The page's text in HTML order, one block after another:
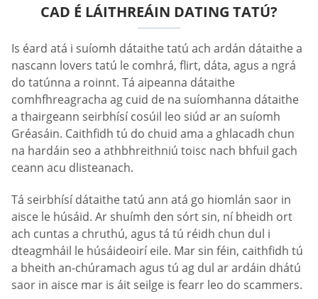
CAD É LÁITHREÁIN DATING TATÚ?
Is éard atá i suíomh dátaithe tatú ach ardán dátaithe a
nascann lovers tatú le comhrá, flirt, dáta, agus a ngrá
do tatúnna a roinnt. Tá aipeanna dátaithe
comhfhreagracha ag cuid de na suíomhanna dátaithe
a thairgeann seirbhísí cosúil leo siúd ar an suíomh
Gréasáin. Caithfidh tú do chuid ama a ghlacadh chun
na hardáin seo a athbhreithniú toisc nach bhfuil gach
ceann acu dlisteanach.
Tá seirbhísí dátaithe tatú ann atá go hiomlán saor in
aisce le húsáid. Ar shuímh den sórt sin, ní bheidh ort
ach cuntas a chruthú, agus tá tú réidh chun dul i
dteagmháil le húsáideoirí eile. Mar sin féin, caithfidh tú
a bheith an-chúramach agus tú ag dul ar ardáin dhátú
saor in aisce mar is áit seilge is fearr leo do scammers.